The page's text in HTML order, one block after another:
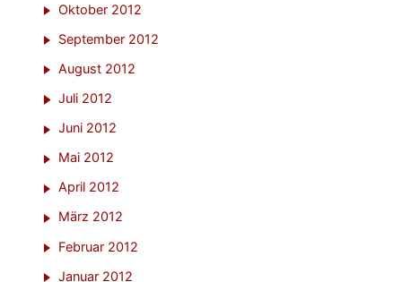
Oktober 2012
September 2012
August 2012
Juli 2012
Juni 2012
Mai 2012
April 2012
März 2012
Februar 2012
Januar 2012